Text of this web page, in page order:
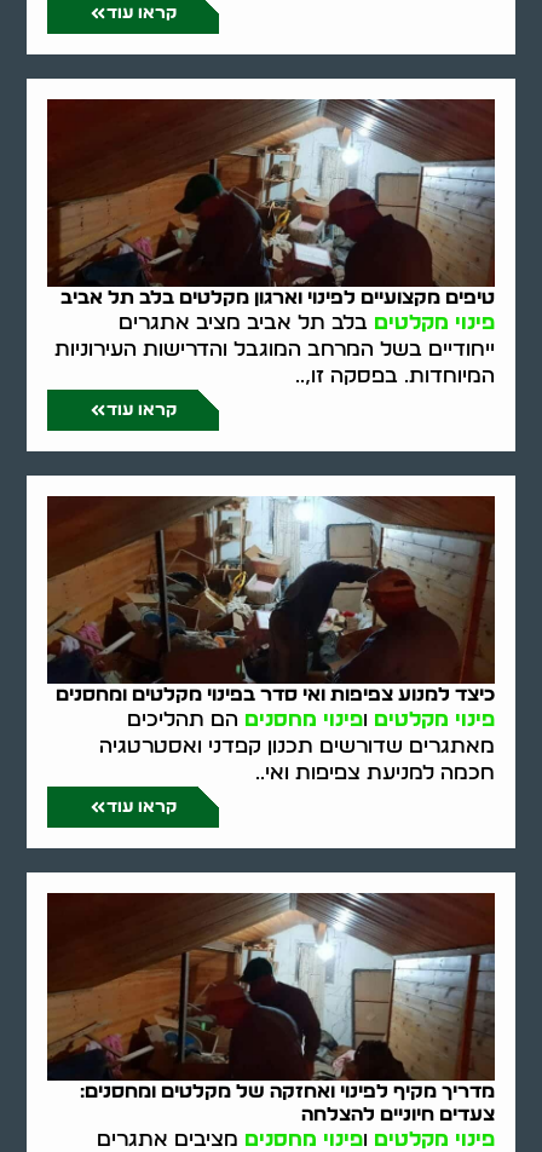
קראו עוד
טיפים מקצועיים לפינוי וארגון מקלטים בלב תל אביב
פינוי מקלטים בלב תל אביב מציב אתגרים
ייחודיים בשל המרחב המוגבל והדרישות העירוניות
המיוחדות. בפסקה זו,..
קראו עוד
כיצד למנוע צפיפות ואי סדר בפינוי מקלטים ומחסנים
פינוי מקלטים ופינוי מחסנים הם תהליכים
מאתגרים שדורשים תכנון קפדני ואסטרטגיה
חכמה למניעת צפיפות ואי..
קראו עוד
מדריך מקיף לפינוי ואחזקה של מקלטים ומחסנים:
צעדים חיוניים להצלחה
פינוי מקלטים ופינוי מחסנים מציבים אתגרים